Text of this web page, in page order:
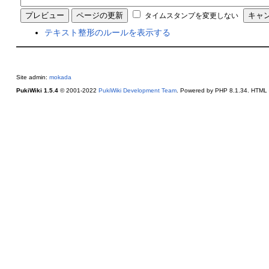
タイムスタンプを変更しない
テキスト整形のルールを表示する
Site admin: mokada
PukiWiki 1.5.4© 2001-2022 PukiWiki Development Team. Powered by PHP 8.1.34. HTML